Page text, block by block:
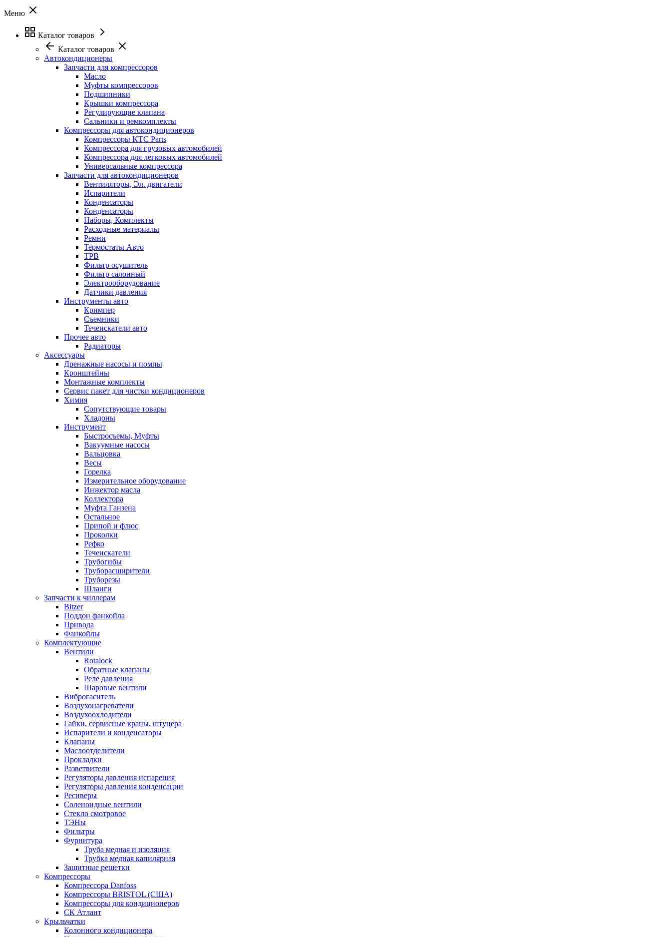
Меню
Каталог товаров
Каталог товаров
Автокондиционеры
Запчасти для компрессоров
Масло
Муфты компрессоров
Подшипники
Крышки компрессора
Регулирующие клапана
Сальники и ремкомплекты
Компрессоры для автокондиционеров
Компрессоры KTC Parts
Компрессора для грузовых автомобилей
Компрессора для легковых автомобилей
Универсальные компрессора
Запчасти для автокондиционеров
Вентиляторы, Эл. двигатели
Испарители
Конденсаторы
Конденсаторы
Наборы, Комплекты
Расходные материалы
Ремни
Термостаты Авто
ТРВ
Фильтр осушитель
Фильтр салонный
Электрооборудование
Датчики давления
Инструменты авто
Кримпер
Съемники
Течеискатели авто
Прочее авто
Радиаторы
Аксессуары
Дренажные насосы и помпы
Кронштейны
Монтажные комплекты
Сервис пакет для чистки кондиционеров
Химия
Сопутствующие товары
Хладоны
Инструмент
Быстросъемы, Муфты
Вакуумные насосы
Вальцовка
Весы
Горелка
Измерительное оборудование
Инжектор масла
Коллектора
Муфта Ганзена
Остальное
Припой и флюс
Проколки
Рефко
Течеискатели
Трубогибы
Труборасширители
Труборезы
Шланги
Запчасти к чиллерам
Bitzer
Поддон фанкойла
Привода
Фанкойлы
Комплектующие
Вентили
Rotalock
Обратные клапаны
Реле давления
Шаровые вентили
Виброгаситель
Воздухонагреватели
Воздухоохлодители
Гайки, сервисные краны, штуцера
Испарители и конденсаторы
Клапаны
Маслоотделители
Прокладки
Разветвители
Регуляторы давления испарения
Регуляторы давления конденсации
Ресиверы
Соленоидные вентили
Стекло смотровое
ТЭНы
Фильтры
Фурнитура
Труба медная и изоляция
Трубка медная капилярная
Защитные решетки
Компрессоры
Компрессора Danfoss
Компрессоры BRISTOL (США)
Компрессоры для кондиционеров
СК Атлант
Крыльчатки
Колонного кондиционера